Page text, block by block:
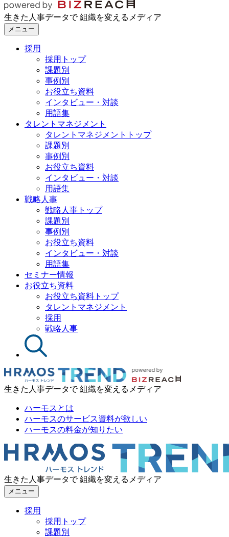
生きた人事データで 組織を変えるメディア
メニュー
採用
採用トップ
課題別
事例別
お役立ち資料
インタビュー・対談
用語集
タレントマネジメント
タレントマネジメントトップ
課題別
事例別
お役立ち資料
インタビュー・対談
用語集
戦略人事
戦略人事トップ
課題別
事例別
お役立ち資料
インタビュー・対談
用語集
セミナー情報
お役立ち資料
お役立ち資料トップ
タレントマネジメント
採用
戦略人事
生きた人事データで 組織を変えるメディア
ハーモスとは
ハーモスのサービス資料が欲しい
ハーモスの料金が知りたい
生きた人事データで 組織を変えるメディア
メニュー
採用
採用トップ
課題別